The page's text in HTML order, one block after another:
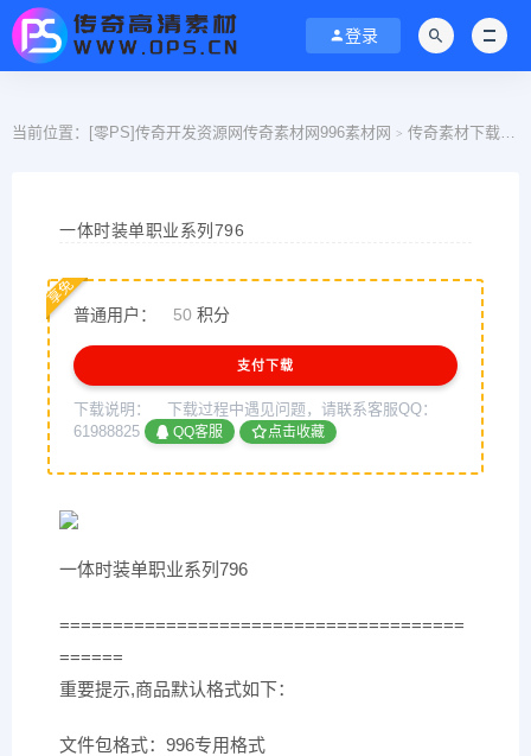
登录
当前位置： [零PS]传奇开发资源网传奇素材网996素材网 > 传奇素材下载
一体时装单职业系列796
普通用户： 50 积分
享免
支付下载
下载说明：
下载过程中遇见问题，请联系客服QQ：
61988825
QQ客服 点击收藏
一体时装单职业系列796
======================================
======
重要提示,商品默认格式如下：
文件包格式：996专用格式